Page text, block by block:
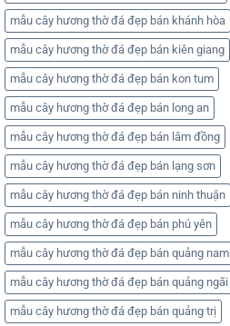
mẫu cây hương thờ đá đẹp bán khánh hòa
mẫu cây hương thờ đá đẹp bán kiên giang
mẫu cây hương thờ đá đẹp bán kon tum
mẫu cây hương thờ đá đẹp bán long an
mẫu cây hương thờ đá đẹp bán lâm đồng
mẫu cây hương thờ đá đẹp bán lạng sơn
mẫu cây hương thờ đá đẹp bán ninh thuận
mẫu cây hương thờ đá đẹp bán phú yên
mẫu cây hương thờ đá đẹp bán quảng nam
mẫu cây hương thờ đá đẹp bán quảng ngãi
mẫu cây hương thờ đá đẹp bán quảng trị